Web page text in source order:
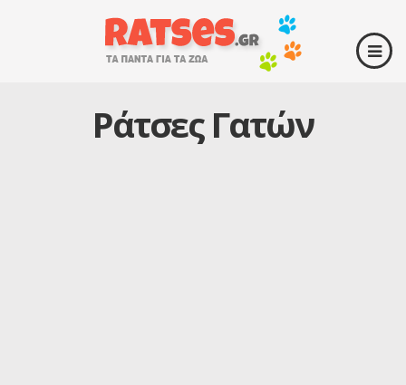
Ράτσες Γατών